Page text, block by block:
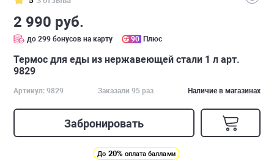
2 990 руб.
до 299 бонусов на карту 90 Плюс
Термос для еды из нержавеющей стали 1 л арт.
9829
Артикул: 9829 Заказали 95 раз Наличие в магазинах
Забронировать
До 20% оплата баллами